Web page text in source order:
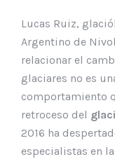
Lucas Ruiz,
Argentino de
relacionar el
glaciares no es
comportamiento
retroceso del
2016 ha
especialistas en